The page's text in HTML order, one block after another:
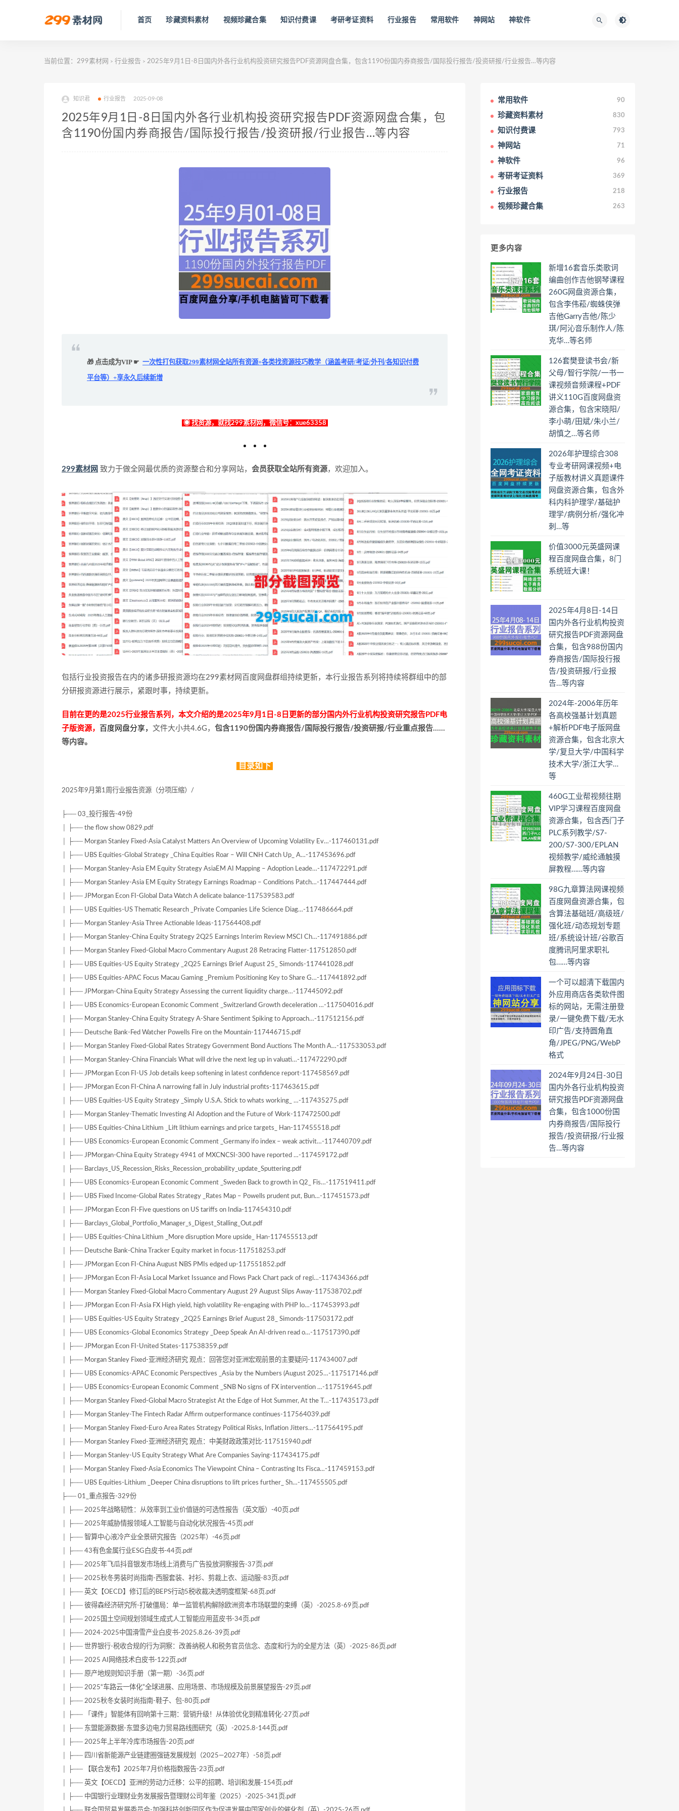
首页 珍藏资料素材 视频珍藏合集 知识付费课 考研考证资料 行业报告 常用软件 神网站 神软件
当前位置： 299素材网 > 行业报告 > 2025年9月1日-8日国内外各行业机构投资研究报告PDF资源网盘合集，包含1190份国内券商报告/国际投行报告/投资研报/行业报告…等内容
知识君 行业报告 2025-09-08
2025年9月1日-8日国内外各行业机构投资研究报告PDF资源网盘合集，包
含1190份国内券商报告/国际投行报告/投资研报/行业报告…等内容
🎁 点击成为VIP ☛ 一次性打包获取299素材网全站所有资源+各类找资源技巧教学（涵盖考研/考证/外刊/各知识付费
平台等）+享永久后续新增
◉ 找资源，就找299素材网，微信号：xue63358
299素材网 致力于做全网最优质的资源整合和分享网站， 会员获取全站所有资源，欢迎加入。
包括行业投资报告在内的诸多研报资源均在299素材网百度网盘群组持续更新，本行业报告系列将持续将群组中的部
分研报资源进行展示，紧跟时事，持续更新。
目前在更的是2025行业报告系列，本文介绍的是2025年9月1日-8日更新的部分国内外行业机构投资研究报告PDF电
子版资源， 百度网盘分享， 文件大小共4.6G， 包含1190份国内券商报告/国际投行报告/投资研报/行业重点报告……
等内容。
目录如下
2025年9月第1周行业报告资源（分项压缩）/
├── 03_投行报告-49份
│ ├── the flow show 0829.pdf
│ ├── Morgan Stanley Fixed-Asia Catalyst Matters An Overview of Upcoming Volatility Ev…-117460131.pdf
│ ├── UBS Equities-Global Strategy _China Equities Roar – Will CNH Catch Up_ A…-117453696.pdf
│ ├── Morgan Stanley-Asia EM Equity Strategy AsiaEM AI Mapping – Adoption Leade…-117472291.pdf
│ ├── Morgan Stanley-Asia EM Equity Strategy Earnings Roadmap – Conditions Patch…-117447444.pdf
│ ├── JPMorgan Econ FI-Global Data Watch A delicate balance-117539583.pdf
│ ├── UBS Equities-US Thematic Research _Private Companies Life Science Diag…-117486664.pdf
│ ├── Morgan Stanley-Asia Three Actionable Ideas-117564408.pdf
│ ├── Morgan Stanley-China Equity Strategy 2Q25 Earnings Interim Review MSCI Ch…-117491886.pdf
│ ├── Morgan Stanley Fixed-Global Macro Commentary August 28 Retracing Flatter-117512850.pdf
│ ├── UBS Equities-US Equity Strategy _2Q25 Earnings Brief August 25_ Simonds-117441028.pdf
│ ├── UBS Equities-APAC Focus Macau Gaming _Premium Positioning Key to Share G…-117441892.pdf
│ ├── JPMorgan-China Equity Strategy Assessing the current liquidity charge…-117445092.pdf
│ ├── UBS Economics-European Economic Comment _Switzerland Growth deceleration …-117504016.pdf
│ ├── Morgan Stanley-China Equity Strategy A-Share Sentiment Spiking to Approach…-117512156.pdf
│ ├── Deutsche Bank-Fed Watcher Powells Fire on the Mountain-117446715.pdf
│ ├── Morgan Stanley Fixed-Global Rates Strategy Government Bond Auctions The Month A…-117533053.pdf
│ ├── Morgan Stanley-China Financials What will drive the next leg up in valuati…-117472290.pdf
│ ├── JPMorgan Econ FI-US Job details keep softening in latest confidence report-117458569.pdf
│ ├── JPMorgan Econ FI-China A narrowing fall in July industrial profits-117463615.pdf
│ ├── UBS Equities-US Equity Strategy _Simply U.S.A. Stick to whats working_ …-117435275.pdf
│ ├── Morgan Stanley-Thematic Investing AI Adoption and the Future of Work-117472500.pdf
│ ├── UBS Equities-China Lithium _Lift lithium earnings and price targets_ Han-117455518.pdf
│ ├── UBS Economics-European Economic Comment _Germany ifo index – weak activit…-117440709.pdf
│ ├── JPMorgan-China Equity Strategy 4941 of MXCNCSI-300 have reported …-117459172.pdf
│ ├── Barclays_US_Recession_Risks_Recession_probability_update_Sputtering.pdf
│ ├── UBS Economics-European Economic Comment _Sweden Back to growth in Q2_ Fis…-117519411.pdf
│ ├── UBS Fixed Income-Global Rates Strategy _Rates Map – Powells prudent put, Bun…-117451573.pdf
│ ├── JPMorgan Econ FI-Five questions on US tariffs on India-117454310.pdf
│ ├── Barclays_Global_Portfolio_Manager_s_Digest_Stalling_Out.pdf
│ ├── UBS Equities-China Lithium _More disruption More upside_ Han-117455513.pdf
│ ├── Deutsche Bank-China Tracker Equity market in focus-117518253.pdf
│ ├── JPMorgan Econ FI-China August NBS PMIs edged up-117551852.pdf
│ ├── JPMorgan Econ FI-Asia Local Market Issuance and Flows Pack Chart pack of regi…-117434366.pdf
│ ├── Morgan Stanley Fixed-Global Macro Commentary August 29 August Slips Away-117538702.pdf
│ ├── JPMorgan Econ FI-Asia FX High yield, high volatility Re-engaging with PHP lo…-117453993.pdf
│ ├── UBS Equities-US Equity Strategy _2Q25 Earnings Brief August 28_ Simonds-117503172.pdf
│ ├── UBS Economics-Global Economics Strategy _Deep Speak An AI-driven read o…-117517390.pdf
│ ├── JPMorgan Econ FI-United States-117538359.pdf
│ ├── Morgan Stanley Fixed-亚洲经济研究 观点：回答您对亚洲宏观前景的主要疑问-117434007.pdf
│ ├── UBS Economics-APAC Economic Perspectives _Asia by the Numbers (August 2025…-117517146.pdf
│ ├── UBS Economics-European Economic Comment _SNB No signs of FX intervention …-117519645.pdf
│ ├── Morgan Stanley Fixed-Global Macro Strategist At the Edge of Hot Summer, At the T…-117435173.pdf
│ ├── Morgan Stanley-The Fintech Radar Affirm outperformance continues-117564039.pdf
│ ├── Morgan Stanley Fixed-Euro Area Rates Strategy Political Risks, Inflation Jitters…-117564195.pdf
│ ├── Morgan Stanley Fixed-亚洲经济研究 观点：中美财政政策对比-117515940.pdf
│ ├── Morgan Stanley-US Equity Strategy What Are Companies Saying-117434175.pdf
│ ├── Morgan Stanley Fixed-Asia Economics The Viewpoint China – Contrasting Its Fisca…-117459153.pdf
│ ├── UBS Equities-Lithium _Deeper China disruptions to lift prices further_ Sh…-117455505.pdf
├── 01_重点报告-329份
│ ├── 2025年战略韧性：从效率到工业价值链的可选性报告（英文版）-40页.pdf
│ ├── 2025年威胁情报领域人工智能与自动化状况报告-45页.pdf
│ ├── 智算中心液冷产业全景研究报告（2025年）-46页.pdf
│ ├── 43有色金属行业ESG白皮书-44页.pdf
│ ├── 2025年飞瓜抖音银发市场线上消费与广告投放洞察报告-37页.pdf
│ ├── 2025秋冬男装时尚指南-西服套装、衬衫、剪裁上衣、运动服-83页.pdf
│ ├── 英文【OECD】修订后的BEPS行动5税收裁决透明度框架-68页.pdf
│ ├── 彼得森经济研究所-打破僵局：单一监管机构解除欧洲资本市场联盟的束缚（英）-2025.8-69页.pdf
│ ├── 2025国土空间规划领域生成式人工智能应用蓝皮书-34页.pdf
│ ├── 2024-2025中国滑雪产业白皮书-2025.8.26-39页.pdf
│ ├── 世界银行-税收合规的行为洞察：改善纳税人和税务官员信念、态度和行为的全屋方法（英）-2025-86页.pdf
│ ├── 2025 AI网络技术白皮书-122页.pdf
│ ├── 原产地规则知识手册（第一期）-36页.pdf
│ ├── 2025“车路云一体化”全球进展、应用场景、市场规模及前景展望报告-29页.pdf
│ ├── 2025秋冬女装时尚指南-鞋子、包-80页.pdf
│ ├── 「课件」智能体有回响第十三期：营销升级！从体验优化到精准转化-27页.pdf
│ ├── 东盟能源数据-东盟多边电力贸易路线图研究（英）-2025.8-144页.pdf
│ ├── 2025年上半年冷库市场报告-20页.pdf
│ ├── 四川省新能源产业链建圈强链发展规划（2025—2027年）-58页.pdf
│ ├── 【联合发布】2025年7月价格指数报告-23页.pdf
│ ├── 英文【OECD】亚洲的劳动力迁移：公平的招聘、培训和发展-154页.pdf
│ ├── 中国银行业理财业务发展报告暨理财公司年鉴（2025）-2025-341页.pdf
常用软件 90
珍藏资料素材 830
知识付费课 793
神网站 71
神软件 96
考研考证资料 369
行业报告 218
视频珍藏合集 263
更多内容
新增16套音乐类歌词
编曲创作吉他钢琴课程
260G网盘资源合集，
包含李伟菘/蜘蛛侠弹
吉他Garry吉他/陈少
琪/阿沁音乐制作人/陈
克华…等名师
126套樊登读书会/新
父母/智行学院/一书一
课视频音频课程+PDF
讲义110G百度网盘资
源合集，包含宋晓阳/
李小萌/田斌/朱小兰/
胡慎之…等名师
2026年护理综合308
专业考研网课视频+电
子版教材讲义真题课件
网盘资源合集，包含外
科内科护理学/基础护
理学/病例分析/强化冲
刺…等
价值3000元英盛网课
程百度网盘合集，8门
系统班大课！
2025年4月8日-14日
国内外各行业机构投资
研究报告PDF资源网盘
合集，包含988份国内
券商报告/国际投行报
告/投资研报/行业报
告…等内容
2024年-2006年历年
各高校强基计划真题
+解析PDF电子版网盘
资源合集，包含北京大
学/复旦大学/中国科学
技术大学/浙江大学…
等
460G工业帮视频往期
VIP学习课程百度网盘
资源合集，包含西门子
PLC系列教学/S7-
200/S7-300/EPLAN
视频教学/威纶通触摸
屏教程……等内容
98G九章算法网课视频
百度网盘资源合集，包
含算法基础班/高级班/
强化班/动态规划专题
班/系统设计班/谷歌百
度腾讯阿里求职礼
包……等内容
一个可以超清下载国内
外应用商店各类软件图
标的网站，无需注册登
录/一键免费下载/无水
印广告/支持圆角直
角/JPEG/PNG/WebP
格式
2024年9月24日-30日
国内外各行业机构投资
研究报告PDF资源网盘
合集，包含1000份国
内券商报告/国际投行
报告/投资研报/行业报
告…等内容